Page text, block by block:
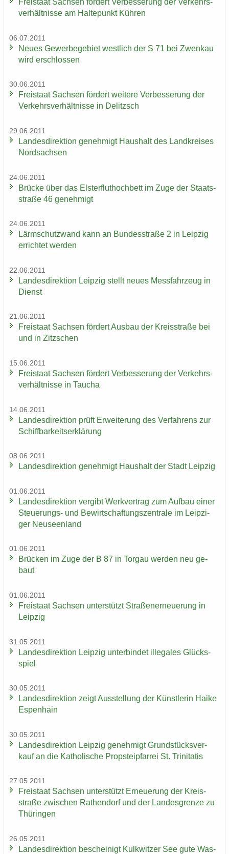
Frei­staat Sach­sen för­dert Ver­bes­se­rung der Ver­kehrs­
ver­hält­nis­se am Hal­te­punkt Küh­ren
06.07.2011
Neues Ge­wer­be­ge­biet west­lich der S 71 bei Zwenkau
wird er­schlos­sen
30.06.2011
Frei­staat Sach­sen för­dert wei­te­re Ver­bes­se­rung der
Ver­kehrs­ver­hält­nis­se in De­litzsch
29.06.2011
Lan­des­di­rek­ti­on ge­neh­migt Haus­halt des Land­krei­ses
Nord­sach­sen
24.06.2011
Brü­cke über das Els­ter­flut­hoch­bett im Zuge der Staats­
stra­ße 46 ge­neh­migt
24.06.2011
Lärm­schutz­wand kann an Bun­des­stra­ße 2 in Leip­zig
er­rich­tet wer­den
22.06.2011
Lan­des­di­rek­ti­on Leip­zig stellt neues Mess­fahr­zeug in
Dienst
21.06.2011
Frei­staat Sach­sen för­dert Aus­bau der Kreis­stra­ße bei
und in Zitz­schen
15.06.2011
Frei­staat Sach­sen för­dert Ver­bes­se­rung der Ver­kehrs­
ver­hält­nis­se in Tau­cha
14.06.2011
Lan­des­di­rek­ti­on prüft Er­wei­te­rung des Ver­fah­rens zur
Schiff­bar­keits­er­klä­rung
08.06.2011
Lan­des­di­rek­ti­on ge­neh­migt Haus­halt der Stadt Leip­zig
01.06.2011
Lan­des­di­rek­ti­on ver­gibt Werk­ver­trag zum Auf­bau einer
Steuerungs-​ und Be­wirt­schaf­tungs­zen­tra­le im Leip­zi­
ger Neu­seen­land
01.06.2011
Brü­cken im Zuge der B 87 in Tor­gau wer­den neu ge­
baut
01.06.2011
Frei­staat Sach­sen un­ter­stützt Stra­ßen­er­neue­rung in
Leip­zig
31.05.2011
Lan­des­di­rek­ti­on Leip­zig un­ter­bin­det il­le­ga­les Glücks­
spiel
30.05.2011
Lan­des­di­rek­ti­on zeigt Aus­stel­lung der Künst­le­rin Haike
Es­pen­hain
30.05.2011
Lan­des­di­rek­ti­on Leip­zig ge­neh­migt Grund­stücks­ver­
kauf an die Ka­tho­li­sche Propstei­pfar­rei St. Tri­ni­ta­tis
27.05.2011
Frei­staat Sach­sen un­ter­stützt Er­neue­rung der Kreis­
stra­ße zwi­schen Ra­then­dorf und der Lan­des­gren­ze zu
Thü­rin­gen
26.05.2011
Lan­des­di­rek­ti­on be­schei­nigt Kulk­wit­zer See gute Was­